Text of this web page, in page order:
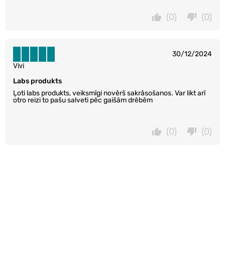
(0)
(0)
30/12/2024
Labs produkts
Ļoti labs produkts, veiksmīgi novērš sakrāsošanos. Var likt arī
otro reizi to pašu salveti pēc gaišām drēbēm
Vivi
(0)
(0)